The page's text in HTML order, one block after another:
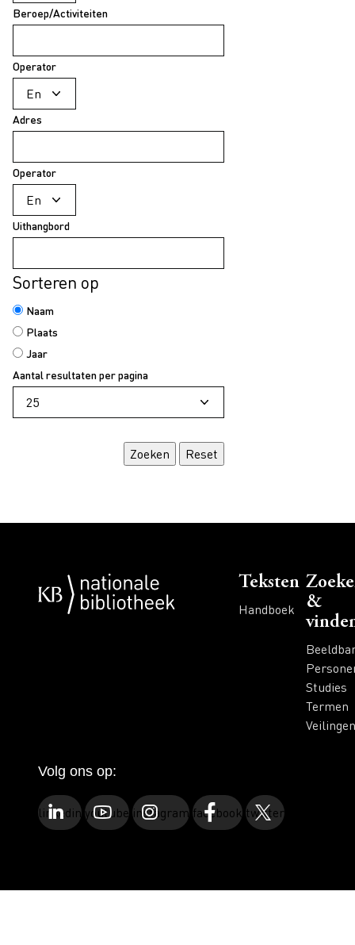
Beroep/Activiteiten
Operator
Adres
Operator
Uithangbord
Sorteren op
Naam
Plaats
Jaar
Aantal resultaten per pagina
Voet
Teksten
Handboek
&
Studies
Termen
Veilingen
Volg ons op:
linkedinyoutubeinstagramfacebooktwitter